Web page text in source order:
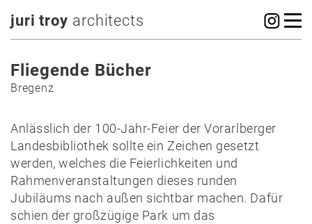
juri troy architects
Fliegende Bücher
Bregenz
Anlässlich der 100-Jahr-Feier der Vorarlberger
Landesbibliothek sollte ein Zeichen gesetzt
werden, welches die Feierlichkeiten und
Rahmenveranstaltungen dieses runden
Jubiläums nach außen sichtbar machen. Dafür
schien der großzügige Park um das